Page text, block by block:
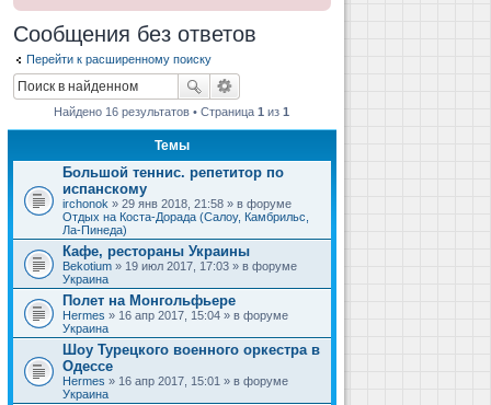
Сообщения без ответов
Перейти к расширенному поиску
Найдено 16 результатов • Страница1 из1
Темы
Большой теннис. репетитор по
испанскому
irchonok » 29 янв 2018, 21:58 » в форуме
Отдых на Коста-Дорада (Салоу, Камбрильс,
Ла-Пинеда)
Кафе, рестораны Украины
Bekotium » 19 июл 2017, 17:03 » в форуме
Украина
Полет на Монгольфьере
Hermes » 16 апр 2017, 15:04 » в форуме
Украина
Шоу Турецкого военного оркестра в
Одессе
Hermes » 16 апр 2017, 15:01 » в форуме
Украина